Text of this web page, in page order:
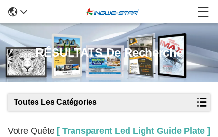
RÉSULTATS De Recherche
Toutes Les Catégories
Votre Quête [ Transparent Led Light Guide Plate ]